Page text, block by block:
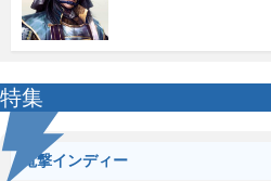
特集
電撃インディー